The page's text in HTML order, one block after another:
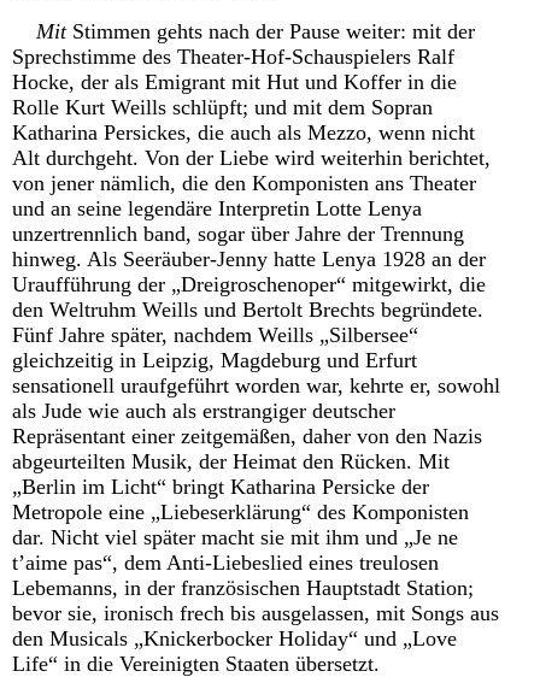
MitStimmen gehts nach der Pause weiter: mit der
Sprechstimme des Theater-Hof-Schauspielers Ralf
Hocke, der als Emigrant mit Hut und Koffer in die
Rolle Kurt Weills schlüpft; und mit dem Sopran
Katharina Persickes, die auch als Mezzo, wenn nicht
Alt durchgeht. Von der Liebe wird weiterhin berichtet,
von jener nämlich, die den Komponisten ans Theater
und an seine legendäre Interpretin Lotte Lenya
unzertrennlich band, sogar über Jahre der Trennung
hinweg. Als Seeräuber-Jenny hatte Lenya 1928 an der
Uraufführung der „Dreigroschenoper“ mitgewirkt, die
den Weltruhm Weills und Bertolt Brechts begründete.
Fünf Jahre später, nachdem Weills „Silbersee“
gleichzeitig in Leipzig, Magdeburg und Erfurt
sensationell uraufgeführt worden war, kehrte er, sowohl
als Jude wie auch als erstrangiger deutscher
Repräsentant einer zeitgemäßen, daher von den Nazis
abgeurteilten Musik, der Heimat den Rücken. Mit
„Berlin im Licht“ bringt Katharina Persicke der
Metropole eine „Liebeserklärung“ des Komponisten
dar. Nicht viel später macht sie mit ihm und „Je ne
t’aime pas“, dem Anti-Liebeslied eines treulosen
Lebemanns, in der französischen Hauptstadt Station;
bevor sie, ironisch frech bis ausgelassen, mit Songs aus
den Musicals „Knickerbocker Holiday“ und „Love
Life“ in die Vereinigten Staaten übersetzt.